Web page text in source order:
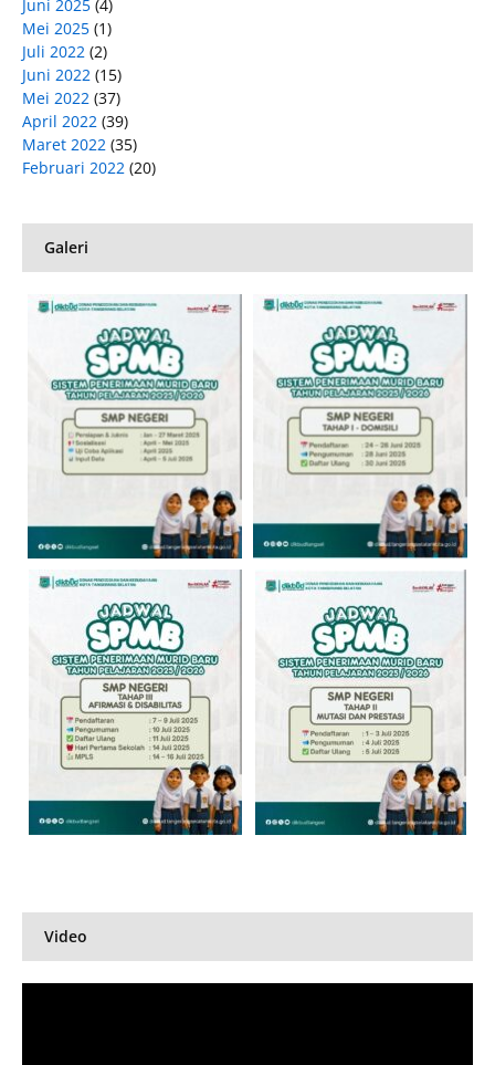
Juni 2025 (4)
Mei 2025 (1)
Juli 2022 (2)
Juni 2022 (15)
Mei 2022 (37)
April 2022 (39)
Maret 2022 (35)
Februari 2022 (20)
Galeri
Video